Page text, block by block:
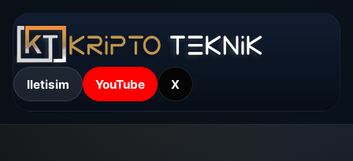
Iletisim YouTube X